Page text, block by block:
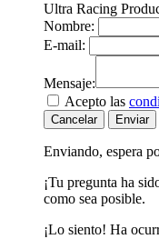
Ultra Racing
Nombre:
E-mail:
Mensaje:
Acepto las
Cancelar Enviar
Enviando, espera
¡Tu pregunta ha
como sea posible.
¡Lo siento! Ha